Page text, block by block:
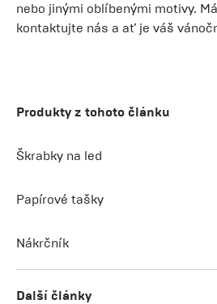
nebo jinými oblíbenými motivy.
kontaktujte nás a ať je váš
Produkty z tohoto článku
Škrabky na led
Papírové tašky
Nákrčník
Další články